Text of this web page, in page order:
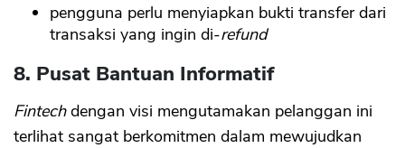
pengguna perlu menyiapkan bukti transfer dari
transaksi yang ingin di-refund
8. Pusat Bantuan Informatif
Fintechdengan visi mengutamakan pelanggan ini
terlihat sangat berkomitmen dalam mewujudkan